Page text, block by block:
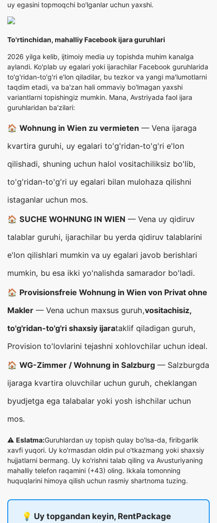
uy egasini topmoqchi bo'lganlar uchun yaxshi.
To'rtinchidan, mahalliy Facebook ijara guruhlari
2026 yilga kelib, ijtimoiy media uy topishda muhim kanalga
aylandi. Ko'plab uy egalari yoki ijarachilar Facebook guruhlarida
to'g'ridan-to'g'ri e'lon qiladilar, bu tezkor va yangi ma'lumotlarni
taqdim etadi, va ba'zan hali ommaviy bo'lmagan yaxshi
variantlarni topishingiz mumkin. Mana, Avstriyada faol ijara
guruhlaridan ba'zilari:
🏠 Wohnung in Wien zu vermieten — Vena ijaraga
kvartira guruhi, uy egalari to'g'ridan-to'g'ri e'lon
qilishadi, shuning uchun halol vositachiliksiz bo'lib,
to'g'ridan-to'g'ri uy egalari bilan mulohaza qilishni
istaganlar uchun mos.
🏠 SUCHE WOHNUNG IN WIEN — Vena uy qidiruv
talablar guruhi, ijarachilar bu yerda qidiruv talablarini
e'lon qilishlari mumkin va uy egalari javob berishlari
mumkin, bu esa ikki yo'nalishda samarador bo'ladi.
🏠 Provisionsfreie Wohnung in Wien von Privat ohne
Makler — Vena uchun maxsus guruh,vositachisiz,
to'g'ridan-to'g'ri shaxsiy ijarataklif qiladigan guruh,
Provision to'lovlarini tejashni xohlovchilar uchun ideal.
🏠 WG-Zimmer / Wohnung in Salzburg — Salzburgda
ijaraga kvartira oluvchilar uchun guruh, cheklangan
byudjetga ega talabalar yoki yosh ishchilar uchun
mos.
⚠️ Eslatma:Guruhlardan uy topish qulay bo'lsa-da, firibgarlik
xavfi yuqori. Uy ko'rmasdan oldin pul o'tkazmang yoki shaxsiy
hujjatlarni bermang. Uy ko'rishni talab qiling va Avusturiyaning
mahalliy telefon raqamini (+43) oling. Ikkala tomonning
huquqlarini himoya qilish uchun rasmiy shartnoma tuzing.
💡 Uy topgandan keyin, RentPackage